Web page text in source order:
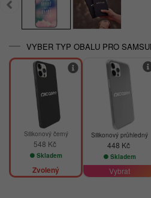
VYBER TYP OBALU PRO
Silikonový černý
548 Kč
Skladem
Zvolený
Silikonový průhledný
448 Kč
Skladem
Vybrat